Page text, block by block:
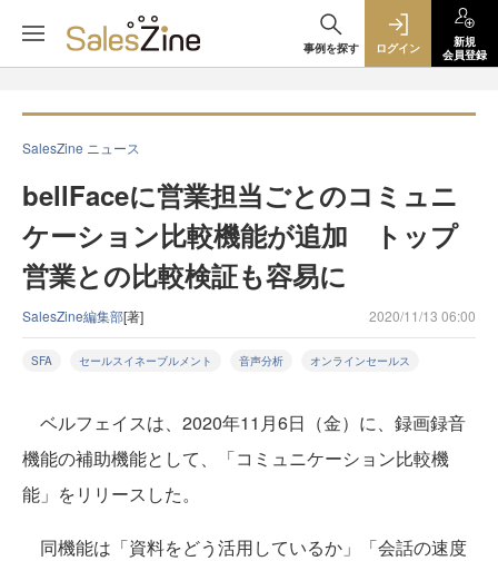
事例を探す ログイン
新規
会員登録
SalesZine ニュース
bellFaceに営業担当ごとのコミュニ
ケーション比較機能が追加 トップ
営業との比較検証も容易に
SalesZine編集部[著] 2020/11/13 06:00
SFA セールスイネーブルメント 音声分析 オンラインセールス
ベルフェイスは、2020年11月6日（金）に、録画録音
機能の補助機能として、「コミュニケーション比較機
能」をリリースした。
同機能は「資料をどう活用しているか」「会話の速度